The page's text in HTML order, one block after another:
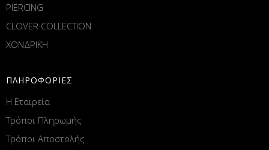
PIERCING
CLOVER COLLECTION
ΧΟΝΔΡΙΚΗ
ΠΛΗΡΟΦΟΡΙΕΣ
Η Εταιρεία
Τρόποι Πληρωμής
Τρόποι Αποστολής